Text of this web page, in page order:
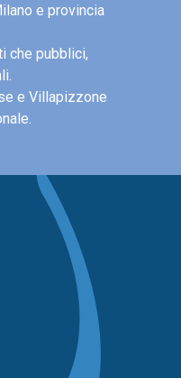
e provincia
che pubblici,
e Villapizzone